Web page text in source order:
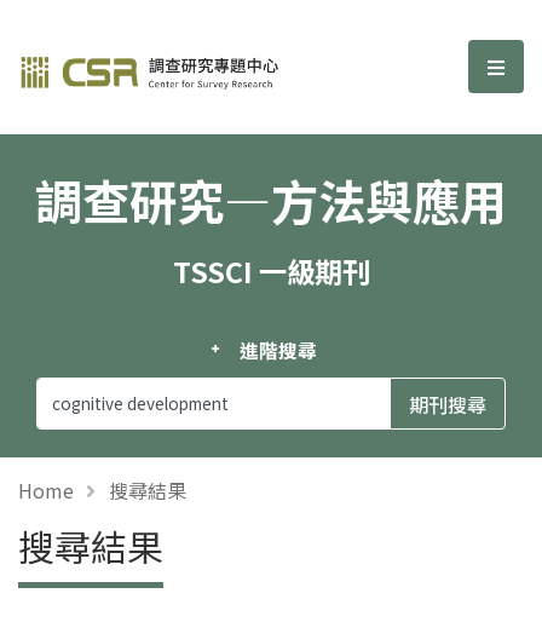
調查研究—方法與應用期刊 選
調查研究—方法與應用
TSSCI 一級期刊
進階搜尋
Home 搜尋結果
搜尋結果